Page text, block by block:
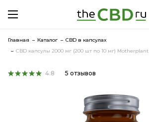
Главная Каталог
CBD в капсулах
CBD капсулы 2000 мг (200 шт по 10 мг) Motherplant
4.8 5 отзывов